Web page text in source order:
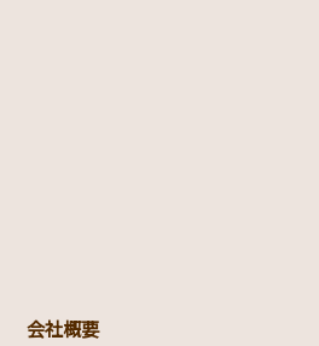
会社概要